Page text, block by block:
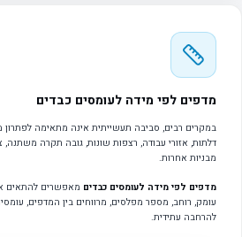
מדפים לפי מידה לעומסים כבדים
במקרים רבים, סביבה תעשייתית אינה מתאימה לפתרון
דלתות, אזורי עבודה, רצפות שונות, גובה תקרה משתנה,
מבניות אחרות.
מדפים לפי מידה לעומסים כבדים מאפשרים להתאים
עומק, רוחב, מספר מפלסים, מרווחים בין המדפים,
להרחבה עתידית.